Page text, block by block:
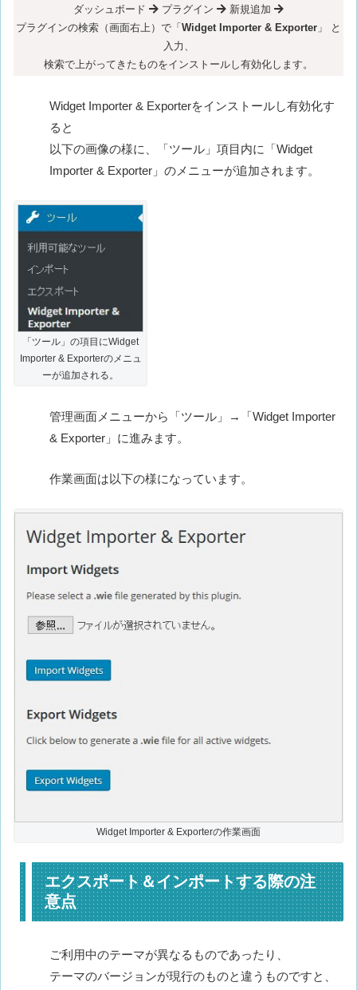
ダッシュボード プラグイン
新規追加
プラグインの検索（画面右上）で「Widget Importer & Exporter 」 と
入力、
検索で 上がってきたものをインストールし有効化します。
Widget Importer & Exporterをインストールし有効化す
ると
以下の画像の様に、「ツール」項目内に「Widget
Importer & Exporter」のメニューが追加されます。
「ツール」の項目にWidget
Importer & Exporterのメニュ
ーが追加される。
管理画面メニューから「ツール」→「Widget Importer
& Exporter」に進みます。
作業画面は以下の様になっています。
Widget Importer & Exporterの作業画面
エクスポート＆インポートする際の注
意点
ご利用中のテーマが異なるものであったり、
テーマのバージョンが現行のものと違うものですと、